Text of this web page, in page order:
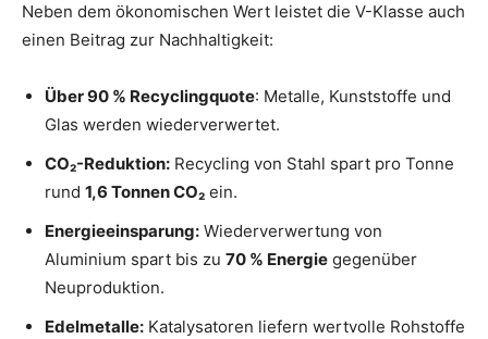
Neben dem ökonomischen Wert leistet die V-Klasse auch
einen Beitrag zur Nachhaltigkeit:
Über 90 % Recyclingquote: Metalle, Kunststoffe und
Glas werden wiederverwertet.
CO₂-Reduktion: Recycling von Stahl spart pro Tonne
rund 1,6 Tonnen CO₂ ein.
Energieeinsparung: Wiederverwertung von
Aluminium spart bis zu 70 % Energie gegenüber
Neuproduktion.
Edelmetalle: Katalysatoren liefern wertvolle Rohstoffe